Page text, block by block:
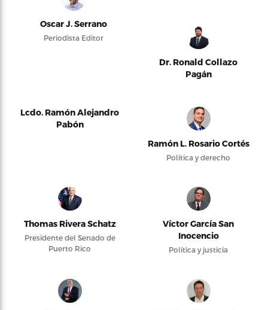
Oscar J. Serrano
Periodista Editor
Dr. Ronald Collazo
Pagán
Lcdo. Ramón Alejandro
Pabón
Ramón L. Rosario Cortés
Política y derecho
Thomas Rivera Schatz
Presidente del Senado de
Puerto Rico
Víctor García San
Inocencio
Política y justicia